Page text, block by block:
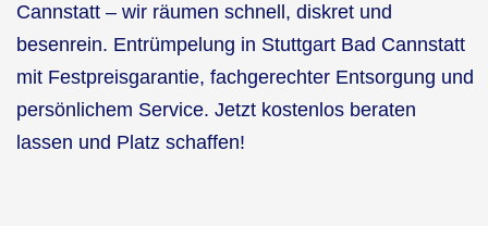
Cannstatt – wir räumen schnell, diskret und
besenrein. Entrümpelung in Stuttgart Bad Cannstatt
mit Festpreisgarantie, fachgerechter Entsorgung und
persönlichem Service. Jetzt kostenlos beraten
lassen und Platz schaffen!